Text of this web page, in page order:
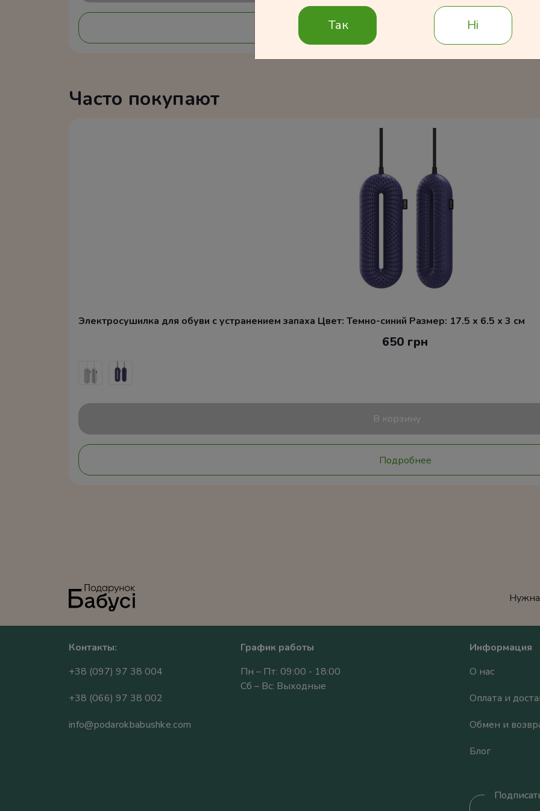
Часто покупают
Электросушилка для обуви с устранением запаха Цвет: Темно-синий Размер: 17.5 x 6.5 x 3 см
650 грн
В корзину
Подробнее
Контакты:
+38 (097) 97 38 004
+38 (066) 97 38 002
info@podarokbabushke.com
График работы
Пн – Пт: 09:00 - 18:00
Сб – Вс: Выходные
Информация
О нас
Оплата и
Обмен и
Блог
Так Ні